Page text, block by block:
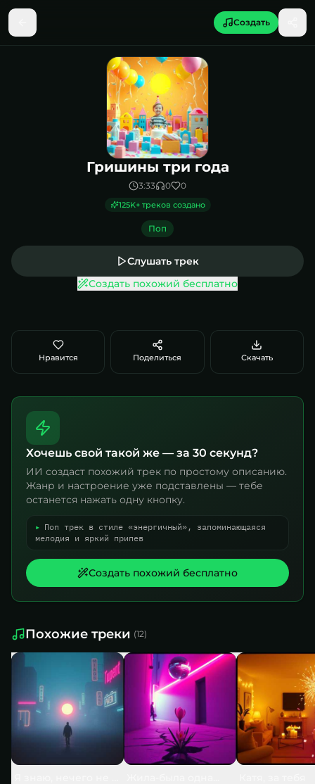
Песня Гришины три года
Создать
Гришины три года
3:33 0 0
125K+ треков создано
Поп
Слушать трек
Создать похожий бесплатно
Нравится Поделиться Скачать
Хочешь свой такой же — за 30 секунд?
ИИ создаст похожий трек по простому описанию.
Жанр и настроение уже подставлены — тебе
останется нажать одну кнопку.
▸ Поп трек в стиле «энергичный», запоминающаяся
мелодия и яркий припев
Создать похожий бесплатно
Похожие треки (12)